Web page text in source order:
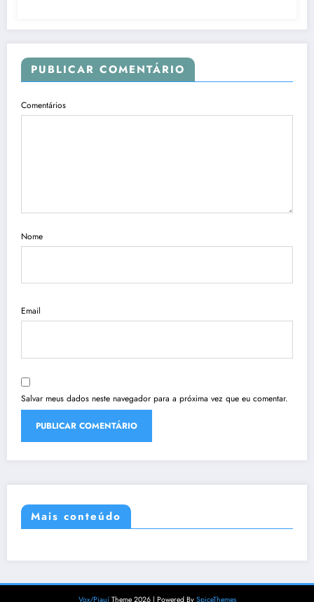
PUBLICAR COMENTÁRIO
Comentários
Nome
Email
Salvar meus dados neste navegador para a próxima vez que eu comentar.
Mais conteúdo
Vox/Piauí Theme 2026 | Powered By SpiceThemes